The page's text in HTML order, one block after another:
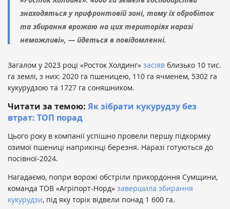
знаходяться у прифронтовій зоні, тому їх обробіток
та збирання врожаю на цих територіях наразі
неможливі», — йдеться в повідомленні.
Загалом у 2023 році «Росток Холдинг» засіяв близько 10 тис.
га землі, з них: 2020 га пшеницею, 110 га ячменем, 5302 га
кукурудзою та 1727 га соняшником.
Читати за темою: Як зібрати кукурудзу без
втрат: ТОП порад
Цього року в компанії успішно провели першу підкормку
озимої пшениці наприкінці березня. Наразі готуються до
посівної-2024.
Нагадаємо, попри ворожі обстріли прикордоння Сумщини,
команда ТОВ «Агріпорт-Норд» завершила збирання
кукурудзи, під яку торік відвели понад 1 600 га.